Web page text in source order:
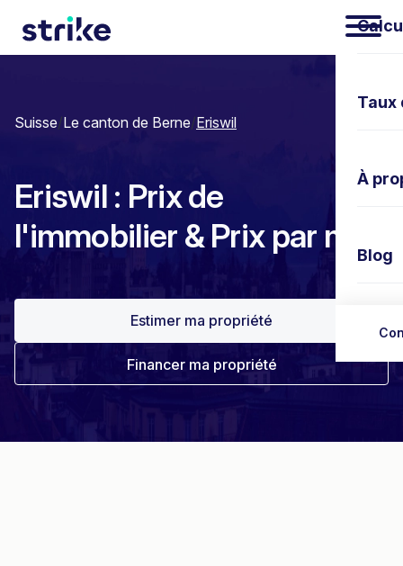
À
Blog
Suisse/Le canton de Berne/Eriswil
Eriswil : Prix de
l'immobilier & Prix par m²
Estimer ma propriété
Financer ma propriété